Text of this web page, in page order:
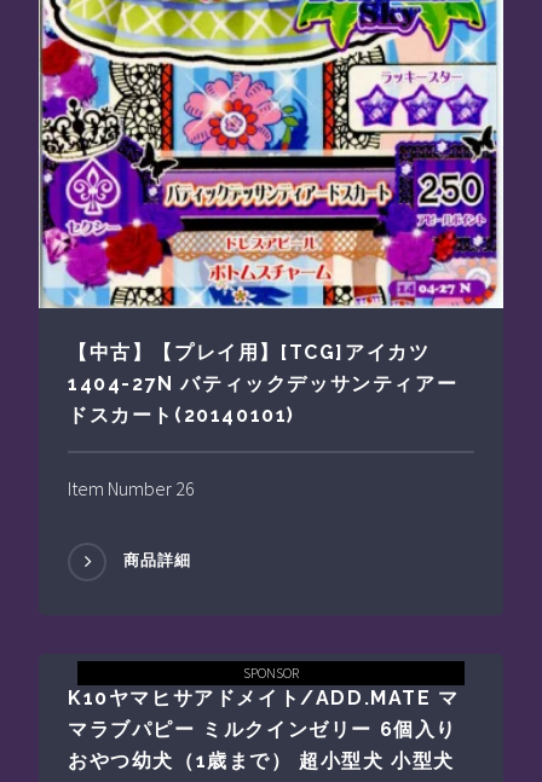
【中古】【プレイ用】[TCG]アイカツ
1404-27N バティックデッサンティアー
ドスカート(20140101)
Item Number 26
商品詳細
K10ヤマヒサアドメイト/ADD.MATE マ
マラブパピー ミルクインゼリー 6個入り
おやつ幼犬（1歳まで） 超小型犬 小型犬
SPONSOR